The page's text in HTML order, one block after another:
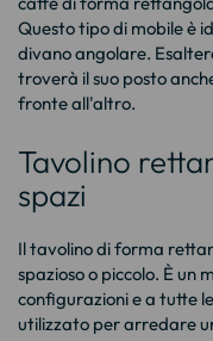
Questo tipo di mobile è
divano angolare.
troverà il suo posto
fronte all'altro.
Tavolino
spazi
Il tavolino di forma
spazioso o piccolo. È un
configurazioni e a tutte
utilizzato per arredare